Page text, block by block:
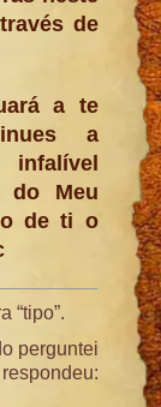
de
a te
a
do Meu
de ti o
“tipo”.
perguntei